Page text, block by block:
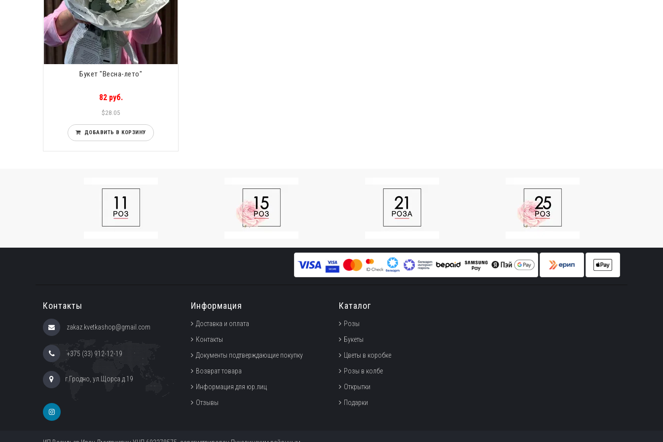
Букет "Весна-лето"
82 руб.
$28.05
ДОБАВИТЬ В КОРЗИНУ
Контакты
zakaz.kvetkashop@gmail.com
+375 (33) 912-12-19
г.Гродно, ул.Щорса д.19
Информация
Доставка и оплата
Контакты
Документы подтверждающие покупку
Возврат товара
Информация для юр.лиц
Отзывы
Каталог
Розы
Букеты
Цветы в коробке
Розы в колбе
Открытки
Подарки